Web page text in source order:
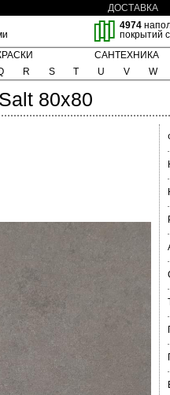
ДОСТАВКА
4974
покрытий
САНТЕХНИКА
R S T U V W
80x80